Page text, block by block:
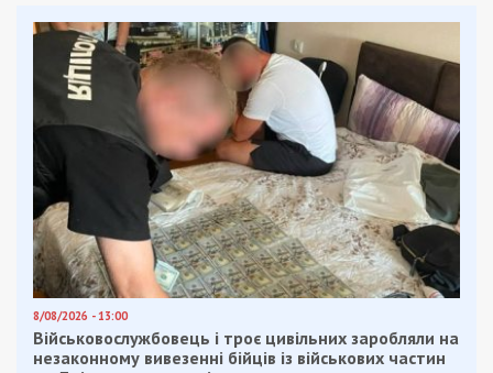
эмблему Красного Креста. Если вы увидите
красный крест не на том автомобиле и не там
где надо, или эмблема нарисована не по
стандарту – сообщайте об этом. Пока
появилось много псевдо волонтеров, которых
тоже разоблачают.
В Мариуполь закупили на четверть миллиона лекарств,
но из-за обстрелов не можем его доставить. Что
касается розыска пропавших без вести людей, кто
потерялся, не может найти близких – у нас
международная служба розыска и мы разыскиваем за
пределами Украины, ведь Красный крест работает в 196
странах мира. Телефон Днепропетровской областной
организации, на который обращаться могут все, кто
нуждается в помощи 067 829 00 79, – уточняет
руководитель областной организации Общества
Красного Креста.